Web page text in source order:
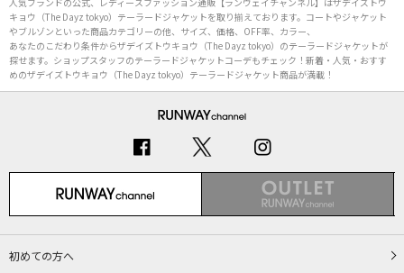
キョウ（The Dayz tokyo）テーラードジャケットを取り揃えております。コートやジャケット
やブルゾンといった商品カテゴリーの他、サイズ、価格、OFF率、カラー、
あなたのこだわり条件からザデイズトウキョウ（The Dayz tokyo）のテーラードジャケットが
探せます。ショップスタッフのテーラードジャケットコーデもチェック！新着・人気・おすす
めのザデイズトウキョウ（The Dayz tokyo）テーラードジャケット商品が満載！
初めての方へ